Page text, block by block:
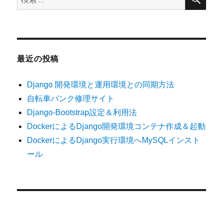
索:
最近の投稿
Django 開発環境と運用環境との同期方法
自転車パンク修理サイト
Django-Bootstrap設定＆利用法
DockerによるDjango開発環境コンテナ作成＆起動
DockerによるDjango実行環境へMySQLインスト
ール